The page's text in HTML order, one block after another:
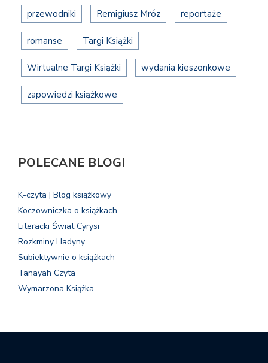
przewodniki Remigiusz Mróz reportaże
romanse Targi Książki
Wirtualne Targi Książki wydania kieszonkowe
zapowiedzi książkowe
POLECANE BLOGI
K-czyta | Blog książkowy
Koczowniczka o książkach
Literacki Świat Cyrysi
Rozkminy Hadyny
Subiektywnie o książkach
Tanayah Czyta
Wymarzona Książka